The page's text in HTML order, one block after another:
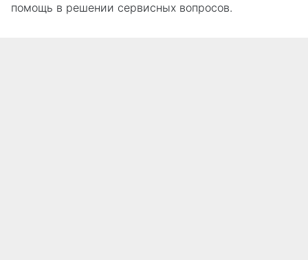
помощь в решении сервисных вопросов.